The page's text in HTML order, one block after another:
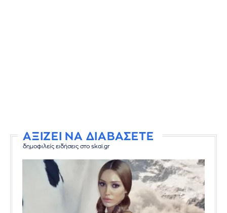
ΑΞΙΖΕΙ ΝΑ ΔΙΑΒΑΣΕΤΕ
δημοφιλείς ειδήσεις στο skai.gr